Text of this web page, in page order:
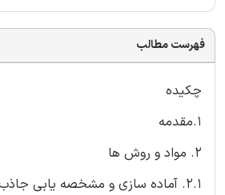
فهرست مطالب
چکیده
1.مقدمه
2. مواد و روش ها
2.1. آماده سازی و مشخصه یابی جاذب